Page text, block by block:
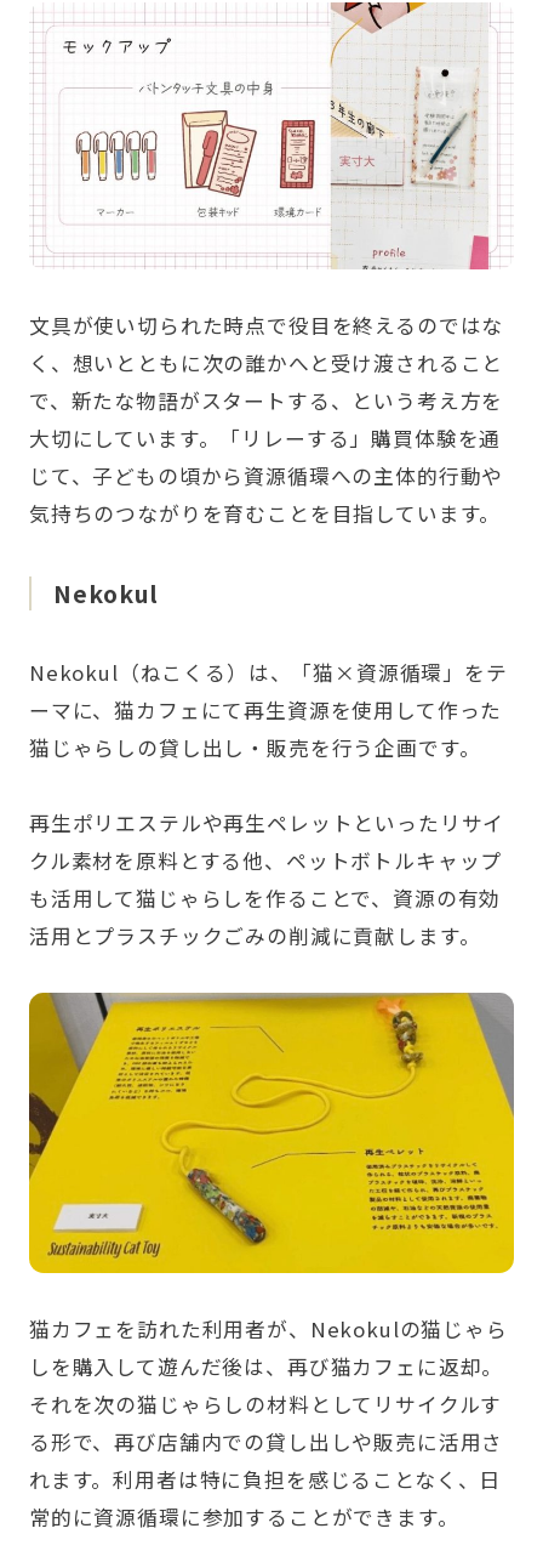
文具が使い切られた時点で役目を終えるのではな
く、想いとともに次の誰かへと受け渡されること
で、新たな物語がスタートする、という考え方を
大切にしています。「リレーする」購買体験を通
じて、子どもの頃から資源循環への主体的行動や
気持ちのつながりを育むことを目指しています。
Nekokul
Nekokul（ねこくる）は、「猫×資源循環」をテ
ーマに、猫カフェにて再生資源を使用して作った
猫じゃらしの貸し出し・販売を行う企画です。
再生ポリエステルや再生ペレットといったリサイ
クル素材を原料とする他、ペットボトルキャップ
も活用して猫じゃらしを作ることで、資源の有効
活用とプラスチックごみの削減に貢献します。
猫カフェを訪れた利用者が、Nekokulの猫じゃら
しを購入して遊んだ後は、再び猫カフェに返却。
それを次の猫じゃらしの材料としてリサイクルす
る形で、再び店舗内での貸し出しや販売に活用さ
れます。利用者は特に負担を感じることなく、日
常的に資源循環に参加することができます。